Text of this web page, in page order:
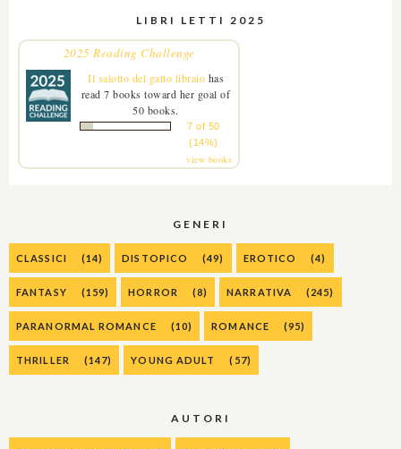
LIBRI LETTI 2025
2025 Reading Challenge
Il salotto del gatto libraio has
read 7 books toward her goal of
50 books.
7 of 50
(14%)
view books
GENERI
CLASSICI (14) DISTOPICO (49) EROTICO (4)
FANTASY (159) HORROR (8) NARRATIVA (245)
PARANORMAL ROMANCE (10) ROMANCE (95)
THRILLER (147) YOUNG ADULT (57)
AUTORI